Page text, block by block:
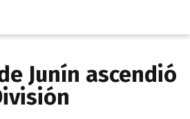
Junín ascendió